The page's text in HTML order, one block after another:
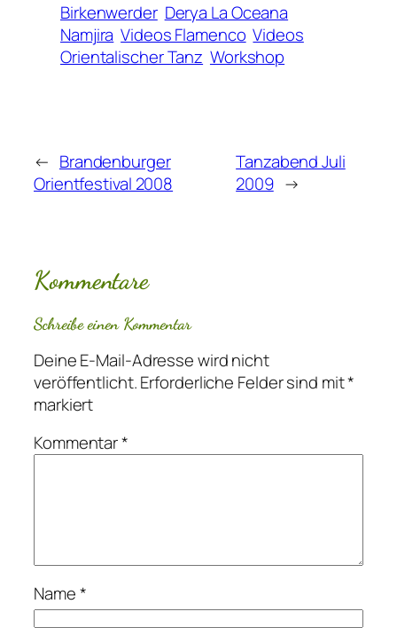
Birkenwerder Derya La Oceana
Namjira Videos Flamenco Videos
Orientalischer Tanz Workshop
← Brandenburger
Orientfestival 2008
Tanzabend Juli
2009 →
Kommentare
Schreibe einen Kommentar
Deine E-Mail-Adresse wird nicht
veröffentlicht.Erforderliche Felder sind mit*
markiert
Kommentar*
Name*